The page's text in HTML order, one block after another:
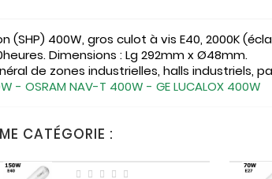
400W, gros culot à vis E40, 2000K
Dimensions : Lg 292mm x Ø48mm.
de zones industrielles, halls industriels,
- OSRAM NAV-T 400W - GE LUCALOX 400W
CATÉGORIE :